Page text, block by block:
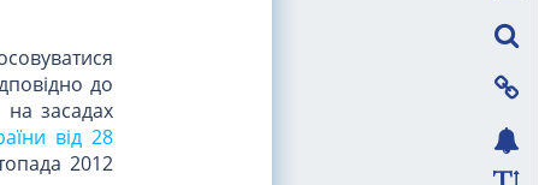
до
засадах
від 28
2012